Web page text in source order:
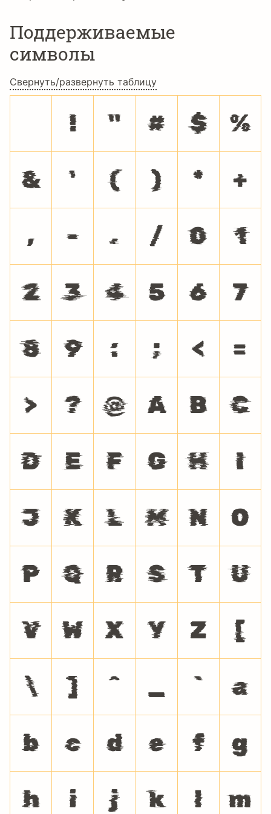
Поддерживаемые
символы
Свернуть/развернуть таблицу
! " # $
%
&
' ( ) *
+
,
- . / 0
1
2
3 4 5 6
7
8
9 : ; <
=
>
? @ A B
C
D
E F G H
I
J
K L M N
O
P
Q R S T
U
V
W X Y Z
[
\
] ^ _ `
a
b
c d e f
g
h
i j k l
m